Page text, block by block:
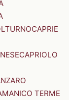
CAPRIE
CAPRIOLO
TERME